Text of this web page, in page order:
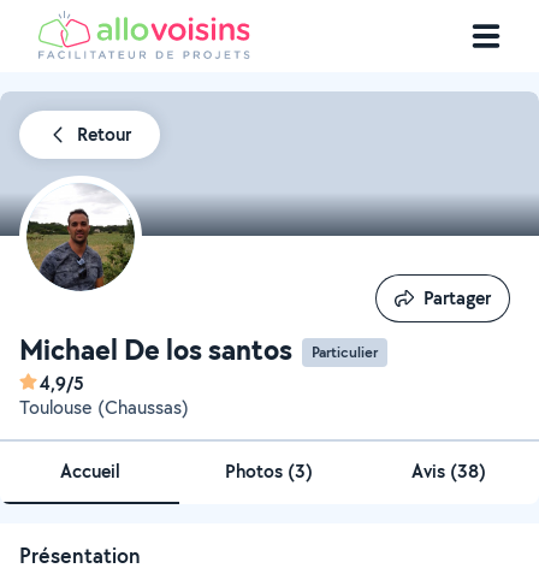
Retour
Michael De los santos Particulier
4,9/5
Toulouse (Chaussas)
Partager
Partager
Accueil Photos (3) Avis (38)
Présentation